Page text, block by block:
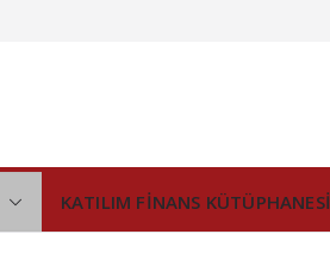
KATILIM FİNANS KÜTÜPHANESİ